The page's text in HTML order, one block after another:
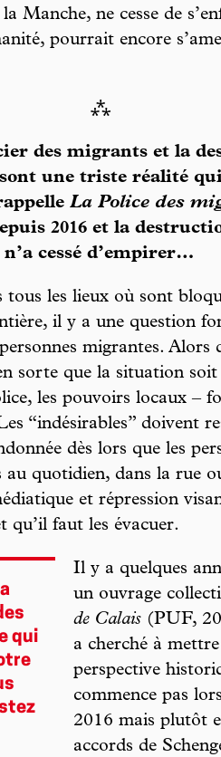
Manche, ne cesse de
pourrait encore
⁂
des migrants et la
une triste réalité
La Police des
2016 et la
cessé d’empirer…
les lieux où sont
il y a une question
migrantes. Alors
sorte que la situation soit
les pouvoirs locaux –
“indésirables” doivent
dès lors que les
quotidien, dans la rue
et répression
qu’il faut les évacuer.
qui
Il y a quelques
un ouvrage
de Calais (PUF,
a cherché à
perspective
commence pas
2016 mais plutôt
accords de